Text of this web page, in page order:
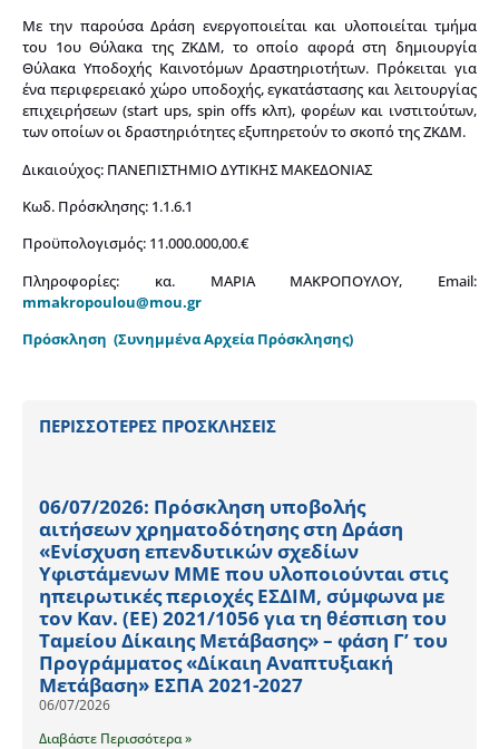
Με την παρούσα Δράση ενεργοποιείται και υλοποιείται τμήμα
του 1ου Θύλακα της ΖΚΔΜ, το οποίο αφορά στη δημιουργία
Θύλακα Υποδοχής Καινοτόμων Δραστηριοτήτων. Πρόκειται για
ένα περιφερειακό χώρο υποδοχής, εγκατάστασης και λειτουργίας
επιχειρήσεων (start ups, spin offs κλπ), φορέων και ινστιτούτων,
των οποίων οι δραστηριότητες εξυπηρετούν το σκοπό της ΖΚΔΜ.
Δικαιούχος: ΠΑΝΕΠΙΣΤΗΜΙΟ ΔΥΤΙΚΗΣ ΜΑΚΕΔΟΝΙΑΣ
Κωδ. Πρόσκλησης: 1.1.6.1
Προϋπολογισμός: 11.000.000,00.€
Πληροφορίες: κα. ΜΑΡΙΑ ΜΑΚΡΟΠΟΥΛΟΥ, Email:
mmakropoulou@mou.gr
Πρόσκληση (Συνημμένα Αρχεία Πρόσκλησης)
ΠΕΡΙΣΣΟΤΕΡΕΣ ΠΡΟΣΚΛΗΣΕΙΣ
06/07/2026: Πρόσκληση υποβολής
αιτήσεων χρηματοδότησης στη Δράση
«Ενίσχυση επενδυτικών σχεδίων
Υφιστάμενων ΜΜΕ που υλοποιούνται στις
ηπειρωτικές περιοχές ΕΣΔΙΜ, σύμφωνα με
τον Καν. (ΕΕ) 2021/1056 για τη θέσπιση του
Ταμείου Δίκαιης Μετάβασης» – φάση Γ’ του
Προγράμματος «Δίκαιη Αναπτυξιακή
Μετάβαση» ΕΣΠΑ 2021-2027
06/07/2026
Διαβάστε Περισσότερα »